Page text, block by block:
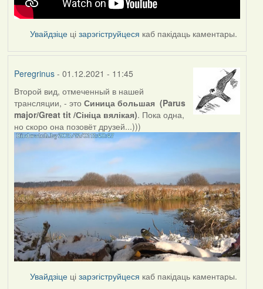
Увайдзіце цізарэгіструйцеся каб пакідаць каментары.
Peregrinus- 01.12.2021 - 11:45
Второй вид, отмеченный в нашей
трансляции, - это Синица большая (Parus
major/Great tit /Сініца вялікая). Пока одна,
но скоро она позовёт друзей...)))
Увайдзіце цізарэгіструйцеся каб пакідаць каментары.